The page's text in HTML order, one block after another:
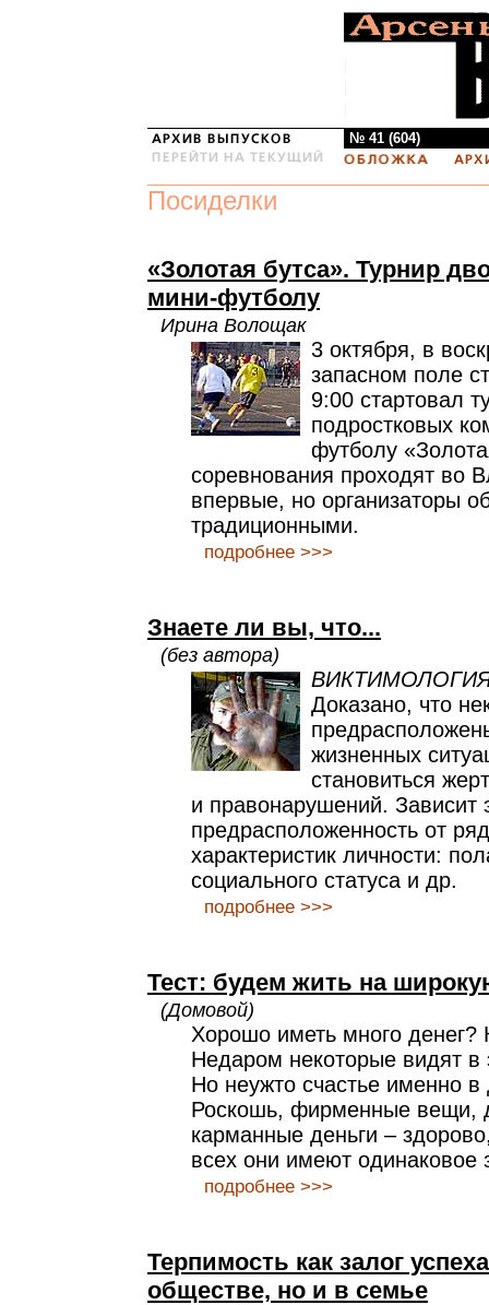
№ 41 (604)
Посиделки
«Золотая бутса». Турнир
мини-футболу
Ирина Волощак
3 октября, в
запасном поле
9:00 стартовал
подростковых
футболу
соревнования проходят во
впервые, но организаторы
традиционными.
подробнее >>>
Знаете ли вы, что...
(без автора)
ВИКТИМОЛОГИЯ
Доказано, что
жизненных
становиться
и правонарушений. Зависит
предрасположенность от
характеристик личности:
социального статуса и др.
подробнее >>>
Тест: будем жить на
(Домовой)
Хорошо иметь много денег?
Недаром некоторые видят
Но неужто счастье именно в
Роскошь, фирменные вещи,
карманные деньги –
всех они имеют одинаковое
подробнее >>>
Терпимость как залог
обществе, но и в семье